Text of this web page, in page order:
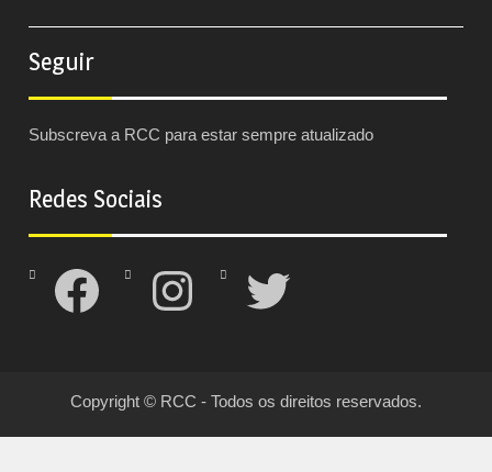
Seguir
Subscreva a RCC para estar sempre atualizado
Redes Sociais
Facebook Instagram Twitter
Copyright © RCC - Todos os direitos reservados.